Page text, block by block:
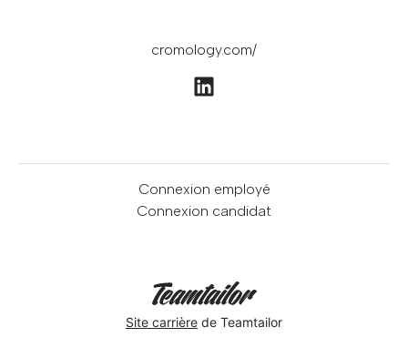
cromology.com/
Connexion employé
Connexion candidat
Site carrière de Teamtailor